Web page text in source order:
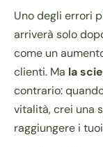
Uno degli errori
arriverà solo
come un
clienti. Ma la
contrario:
vitalità, crei una
raggiungere i